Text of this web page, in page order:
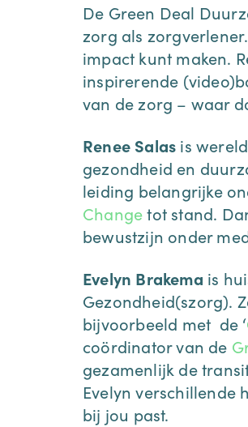
De Green Deal
zorg als
impact kunt maken.
inspirerende
van de zorg – waar
Renee Salas is
gezondheid en
leiding belangrijke
Changetot stand.
bewustzijn onder
Evelyn Brakema is
Gezondheid(szorg).
bijvoorbeeld met de ‘
coördinator van de
gezamenlijk de
Evelyn verschillende
bij jou past.